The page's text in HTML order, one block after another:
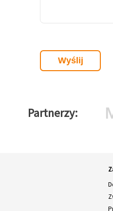
Partnerzy